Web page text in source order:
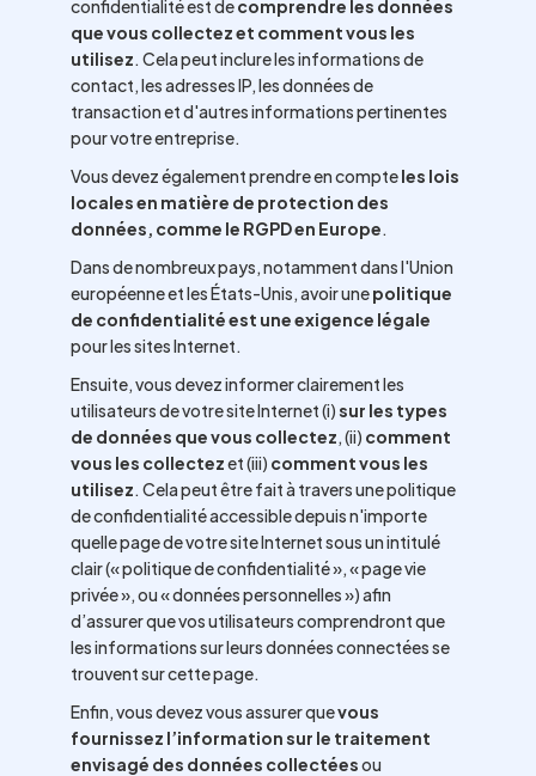
confidentialité est decomprendre les données
que vous collectez et comment vous les
utilisez. Cela peut inclure les informations de
contact, les adresses IP, les données de
transaction et d'autres informations pertinentes
pour votre entreprise.
Vous devez également prendre en compteles lois
locales en matière de protection des
données, comme le RGPD en Europe.
Dans de nombreux pays, notamment dans l'Union
européenne et les États-Unis, avoir unepolitique
de confidentialité est une exigence légale
pour les sites Internet.
Ensuite, vous devez informer clairement les
utilisateurs de votre site Internet (i)sur les types
de données que vous collectez, (ii) comment
vous les collectezet (iii) comment vous les
utilisez. Cela peut être fait à travers une politique
de confidentialité accessible depuis n'importe
quelle page de votre site Internet sous un intitulé
clair (« politique de confidentialité », « page vie
privée », ou « données personnelles ») afin
d’assurer que vos utilisateurs comprendront que
les informations sur leurs données connectées se
trouvent sur cette page.
Enfin, vous devez vous assurer quevous
fournissez l’information sur le traitement
envisagé des données collectéesou